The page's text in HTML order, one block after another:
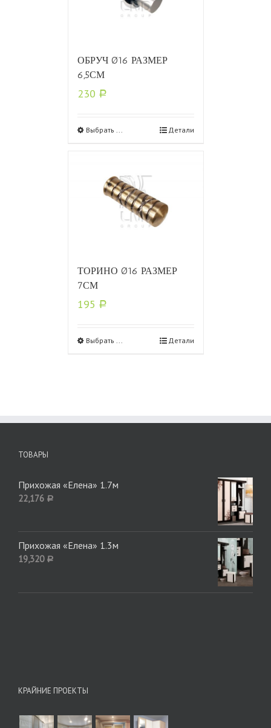
ОБРУЧ Ø16 РАЗМЕР
6,5СМ
230 Р
Выбрать ... Детали
ТОРИНО Ø16 РАЗМЕР
7СМ
195 Р
Выбрать ... Детали
ТОВАРЫ
Прихожая «Елена» 1.7м
22,176 Р
Прихожая «Елена» 1.3м
19,320 Р
КРАЙНИЕ ПРОЕКТЫ